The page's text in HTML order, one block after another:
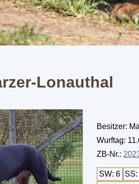
Lonauthal
Besitzer:
Wurftag:
ZB-Nr.:
SW: 6 SS: